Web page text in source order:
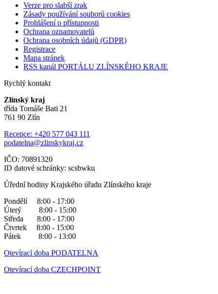
Verze pro slabší zrak
Zásady používání souborů cookies
Prohlášení o přístupnosti
Ochrana oznamovatelů
Ochrana osobních údajů (GDPR)
Registrace
Mapa stránek
RSS kanál PORTÁLU ZLÍNSKÉHO KRAJE
Rychlý kontakt
Zlínský kraj
třída Tomáše Bati 21
761 90 Zlín
Recepce: +420 577 043 111
podatelna@zlinskykraj.cz
IČO: 70891320
ID datové schránky: scsbwku
Úřední hodiny Krajského úřadu Zlínského kraje
Pondělí 8:00 - 17:00
Úterý 8:00 - 15:00
Středa 8:00 - 17:00
Čtvrtek 8:00 - 15:00
Pátek 8:00 - 13:00
Otevírací doba PODATELNA
Otevírací doba CZECHPOINT